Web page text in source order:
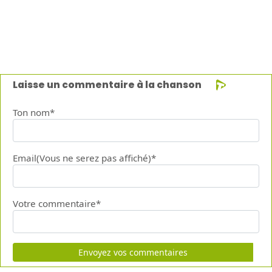
Laisse un commentaire à la chanson
Ton nom*
Email(Vous ne serez pas affiché)*
Votre commentaire*
Envoyez vos commentaires